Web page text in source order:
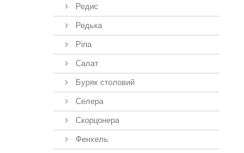
Редис
Редька
Ріпа
Салат
Буряк столовий
Селера
Скорцонера
Фенхель